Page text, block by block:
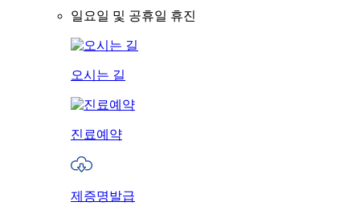
일요일 및 공휴일 휴진
오시는 길
진료예약
제증명발급